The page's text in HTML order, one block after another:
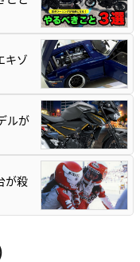
キゾ
ルが
が殺